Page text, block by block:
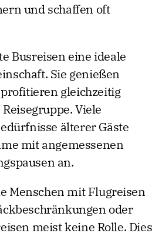
und schaffen oft
Busreisen eine ideale
Sie genießen
gleichzeitig
Viele
älterer Gäste
mit angemessenen
an.
Menschen mit Flugreisen
oder
meist keine Rolle. Dies